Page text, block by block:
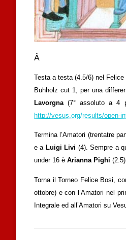
Â
Testa a testa (4.5/6) nel
Buhholz cut 1, per una
Lavorgna (7° assoluto a 4
http://vesus.org/results/open-
Termina l’Amatori (trentatre
e a Luigi Livi (4). Sempre a
under 16 è Arianna Pighi
Torna il Torneo Felice Bosi,
ottobre) e con l’Amatori nel
Integrale ed all’Amatori su